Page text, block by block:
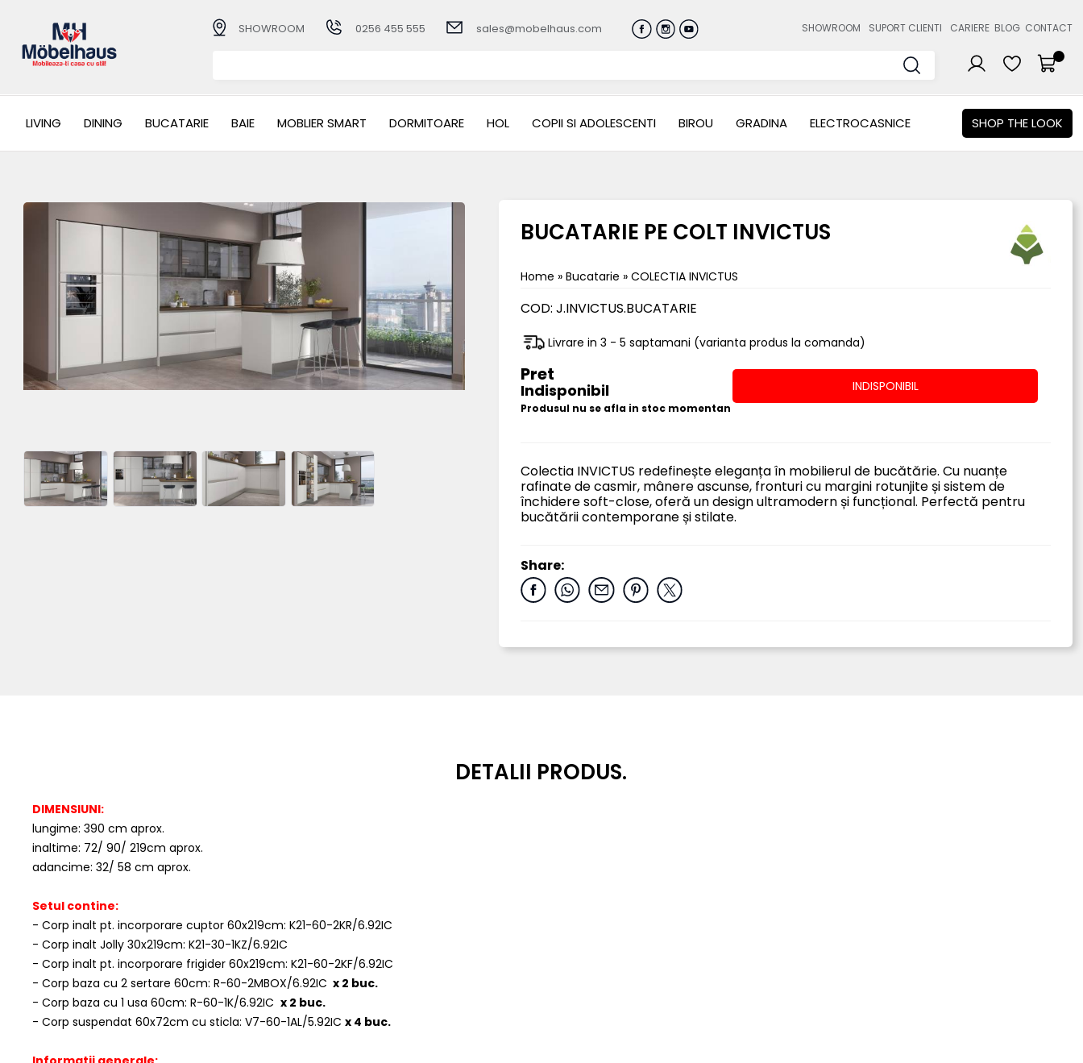
SHOWROOM 0256 455 555 sales@mobelhaus.com SHOWROOM SUPORT CLIENTI CARIERE BLOG CONTACT
LIVING DINING BUCATARIE BAIE MOBLIER SMART DORMITOARE HOL COPII SI ADOLESCENTI BIROU GRADINA ELECTROCASNICE SHOP THE LOOK
BUCATARIE PE COLT INVICTUS
Home » Bucatarie » COLECTIA INVICTUS
COD: J.INVICTUS.BUCATARIE
Livrare in 3 - 5 saptamani (varianta produs la comanda)
Pret
Indisponibil
Produsul nu se afla in stoc momentan
INDISPONIBIL
Colectia INVICTUS redefinește eleganța în mobilierul de bucătărie. Cu nuanțe
rafinate de casmir, mânere ascunse, fronturi cu margini rotunjite și sistem de
închidere soft-close, oferă un design ultramodern și funcțional. Perfectă pentru
bucătării contemporane și stilate.
Share:
DETALII PRODUS.
DIMENSIUNI:
lungime: 390 cm aprox.
inaltime: 72/ 90/ 219cm aprox.
adancime: 32/ 58 cm aprox.
Setul contine:
- Corp inalt pt. incorporare cuptor 60x219cm: K21-60-2KR/6.92IC
- Corp inalt Jolly 30x219cm: K21-30-1KZ/6.92IC
- Corp inalt pt. incorporare frigider 60x219cm: K21-60-2KF/6.92IC
- Corp baza cu 2 sertare 60cm: R-60-2MBOX/6.92IC x 2 buc.
- Corp baza cu 1 usa 60cm: R-60-1K/6.92IC x 2 buc.
- Corp suspendat 60x72cm cu sticla: V7-60-1AL/5.92IC x 4 buc.